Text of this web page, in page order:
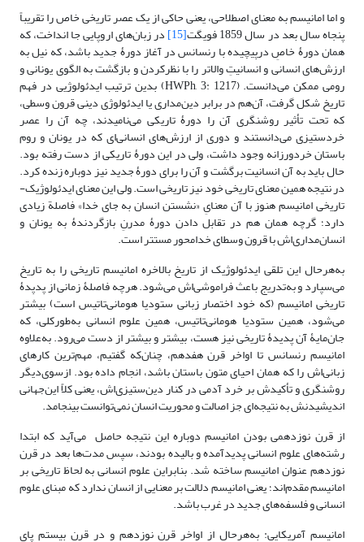
و اما امانیسم به معنای اصطلاحی، یعنی حاکی از یک عصر تاریخی خاص را تقریباً
پنجاه سال بعد در سال 1859 فویگت [15] در زبان‌های اروپایی جا انداخت، که
همان دورۀ خاصِ درپیچیده با رنسانس در آغاز دورۀ جدید باشد، که نیل به
ارزش‌های انسانی و انسانیتِ والاتر را با نظرکردن و بازگشت به الگوی یونانی و
رومی ممکن می‌دانست. (HWPh, 3: 1217) بدین ترتیب ایدئولوژیی در فهم
تاریخ شکل گرفت، آن‌هم در برابر دین‌مداری یا ایدئولوژی دینی قرون وسطی،
که تحت تأثیر روشنگری آن را دورۀ تاریکی می‌نامیدند، چه آن را عصر
خردستیزی می‌دانستند و دوری از ارزش‌های انسانی‌ای که در یونان و روم
باستان خردورزانه وجود داشت، ولی در این دورۀ تاریکی از دست رفته بود.
حال باید به آن انسانیت برگشت و آن را برای دورۀ جدید نیز دوباره زنده کرد.
در نتیجه همین معنای تاریخی خود نیز تاریخی است. ولی این معنای ایدئولوژیک-
تاریخی امانیسم هنوز با آن معنایِ «نشستن انسان به جای خدا» فاصلة زیادی
دارد؛ گرچه همان هم در تقابل دادن دورۀ مدرنِ بازگردندۀ به یونان و
انسان‌مداری‌اش با قرون وسطای خدامحور مستتر است.
به‌هرحال این تلقی ایدئولوژیک از تاریخ بالاخره امانیسم تاریخی را به تاریخ
می‌سپارد و به‌تدریج باعث فراموشی‌اش می‌شود. هرچه فاصلۀ زمانی از پدپدۀ
تاریخی امانیسم (که خود اختصار زبانی ستودیا هومانی‌تاتیس است) بیشتر
‌می‌شود، همین ستودیا هومانی‌تاتیس، همین علوم انسانی به‌طورکلی، که
جان‌مایۀ آن پدیدۀ تاریخی نیز هست، بیشتر و بیشتر از دست می‌رود. به‌علاوه
امانیسم رنسانس تا اواخر قرن هفدهم، چنان‌که گفتیم، مهم‌ترین کارهای
زبانی‌اش را که همان احیای متون باستان باشد، انجام داده بود. ازسوی‌دیگر
روشنگری و تأکیدش بر خرد آدمی در کنار دین‌ستیزی‌اش، یعنی کلاً این‌جهانی
اندیشیدنش به نتیجه‌ای جز اصالت و محوریت انسان نمی‌توانست بینجامد.
از قرن نوزدهمی بودن امانیسم دوباره این نتیجه حاصل می‌آید که ابتدا
رشته‌های علوم انسانی پدیدآمده و بالیده بودند، سپس مدت‌ها بعد در قرن
نوزدهم عنوان امانیسم ساخته شد. بنابراین علوم انسانی به لحاظ تاریخی بر
امانیسم مقدم‌اند؛ یعنی امانیسم دلالت بر معنایی از انسان ندارد که مبنای علوم
انسانی و فلسفه‌های جدید در غرب باشد.
امانیسم آمریکایی: به‌هرحال از اواخر قرن نوزدهم و در قرن بیستم پای